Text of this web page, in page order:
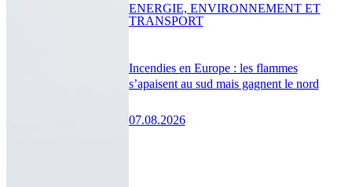
Incendies en Europe : les flammes
s’apaisent au sud mais gagnent le nord
07.08.2026
ENERGIE, ENVIRONNEMENT ET
TRANSPORT